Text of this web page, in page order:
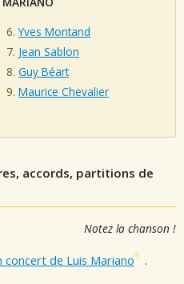
Yves Montand
Jean Sablon
Guy Béart
Maurice Chevalier
accords, partitions de
Notez la chanson !
concert de Luis Mariano .